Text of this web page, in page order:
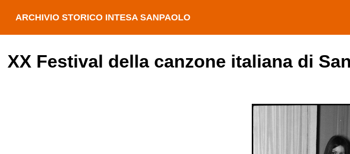
ARCHIVIO STORICO INTESA SANPAOLO
XX Festival della canzone italiana di